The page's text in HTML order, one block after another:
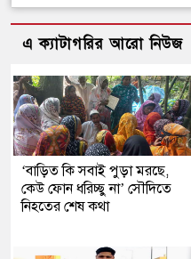
এ ক্যাটাগরির আরো নিউজ
‘বাড়িত কি সবাই পুড়া মরছে,
কেউ ফোন ধরিচ্ছু না’ সৌদিতে
নিহতের শেষ কথা